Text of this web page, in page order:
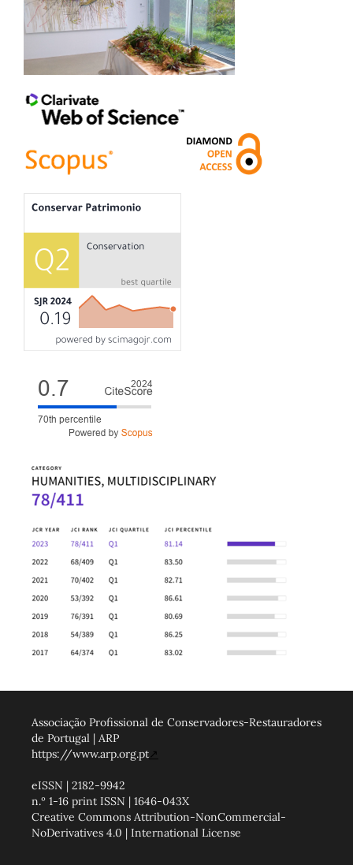
Associação Profissional de Conservadores-Restauradores
de Portugal | ARP
https://www.arp.org.pt↗
eISSN | 2182-9942
n.º 1-16 print ISSN | 1646-043X
Creative Commons Attribution-NonCommercial-
NoDerivatives 4.0 | International License